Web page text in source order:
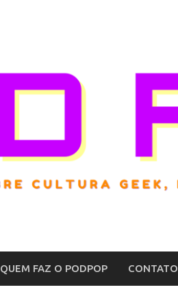
QUEM FAZ O PODPOP CONTATO